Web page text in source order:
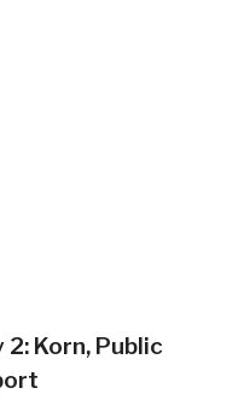
Korn, Public